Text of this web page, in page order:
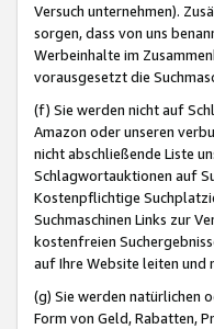
Versuch unternehmen).
sorgen, dass von uns
Werbeinhalte im
vorausgesetzt die
(f) Sie werden nicht auf
Amazon oder unseren
nicht abschließende Liste
Schlagwortauktionen auf
Kostenpflichtige
Suchmaschinen Links zur
kostenfreien
auf Ihre Website leiten
(g) Sie werden natürlichen
Form von Geld, Rabatten,